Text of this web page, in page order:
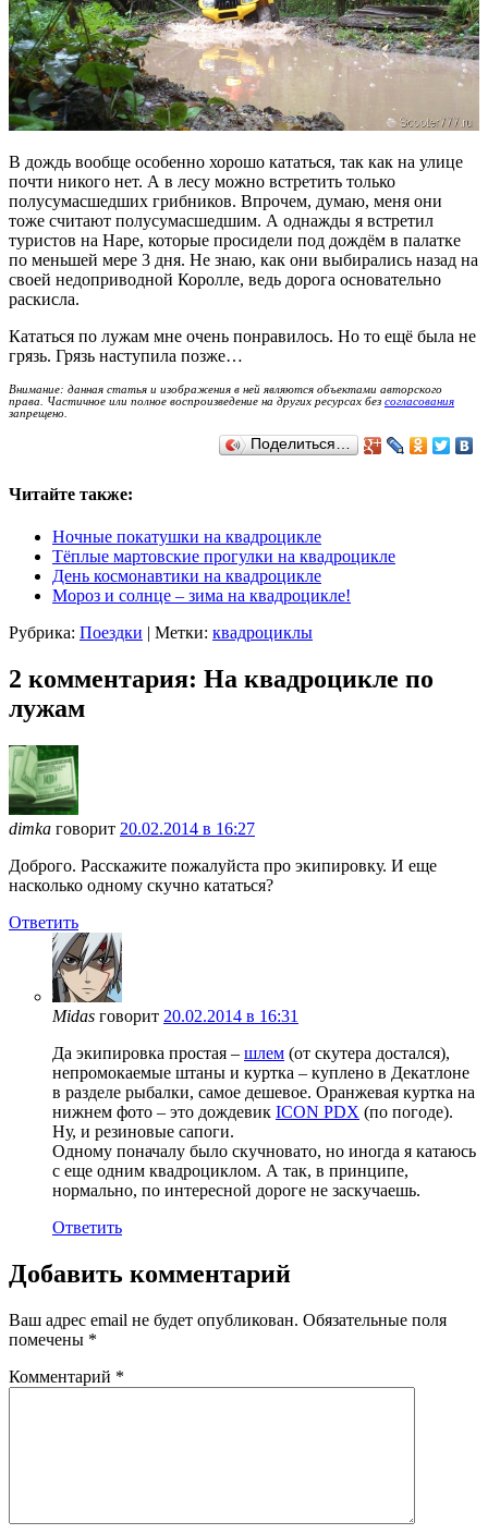
В дождь вообще особенно хорошо кататься, так как на улице
почти никого нет. А в лесу можно встретить только
полусумасшедших грибников. Впрочем, думаю, меня они
тоже считают полусумасшедшим. А однажды я встретил
туристов на Наре, которые просидели под дождём в палатке
по меньшей мере 3 дня. Не знаю, как они выбирались назад на
своей недоприводной Королле, ведь дорога основательно
раскисла.
Кататься по лужам мне очень понравилось. Но то ещё была не
грязь. Грязь наступила позже…
Внимание: данная статья и изображения в ней являются объектами авторского
права. Частичное или полное воспроизведение на других ресурсах без согласования
запрещено.
Поделиться…
Читайте также:
Ночные покатушки на квадроцикле
Тёплые мартовские прогулки на квадроцикле
День космонавтики на квадроцикле
Мороз и солнце – зима на квадроцикле!
Рубрика: Поездки | Метки: квадроциклы
2 комментария: На квадроцикле по
лужам
dimka говорит 20.02.2014 в 16:27
Доброго. Расскажите пожалуйста про экипировку. И еще
насколько одному скучно кататься?
Ответить
Midas говорит 20.02.2014 в 16:31
Да экипировка простая – шлем (от скутера достался),
непромокаемые штаны и куртка – куплено в Декатлоне
в разделе рыбалки, самое дешевое. Оранжевая куртка на
нижнем фото – это дождевик ICON PDX (по погоде).
Ну, и резиновые сапоги.
Одному поначалу было скучновато, но иногда я катаюсь
с еще одним квадроциклом. А так, в принципе,
нормально, по интересной дороге не заскучаешь.
Ответить
Добавить комментарий
Ваш адрес email не будет опубликован. Обязательные поля
помечены *
Комментарий *